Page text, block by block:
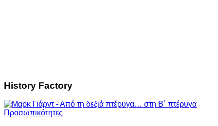
History Factory
Προσωπικότητες